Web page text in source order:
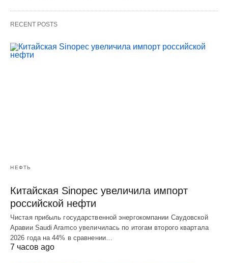
RECENT POSTS
НЕФТЬ
Китайская Sinopec увеличила импорт
российской нефти
Чистая прибыль государственной энергокомпании Саудовской
Аравии Saudi Aramco увеличилась по итогам второго квартала
2026 года на 44% в сравнении…
7 часов ago